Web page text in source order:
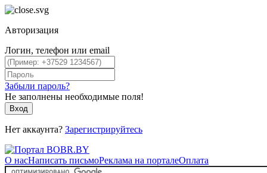
Авторизация
Логин, телефон или email
Забыли пароль?
Не заполнены необходимые поля!
Вход
Нет аккаунта? Зарегистрируйтесь
О насНаписать письмоРеклама на порталеОплата